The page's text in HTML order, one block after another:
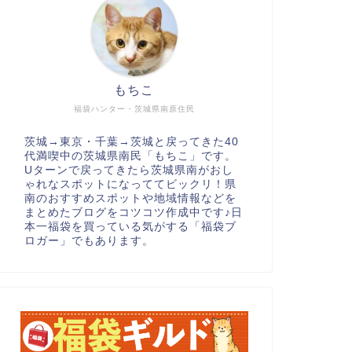
福袋ハンター・茨城県南原住民
もちこ
茨城→東京・千葉→茨城と戻ってきた40
代満喫中の茨城県南民「もちこ」です。
Uターンで戻ってきたら茨城県南がおし
ゃれなスポットになっててビックリ！県
南のおすすめスポットや地域情報などを
まとめたブログをコツコツ作成中です♪日
本一福袋を買っている気がする「福袋ブ
ロガー」でもあります。